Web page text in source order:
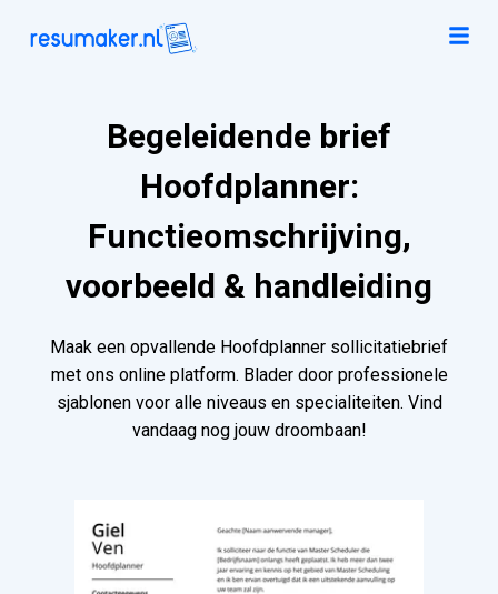
Begeleidende brief
Hoofdplanner:
Functieomschrijving,
voorbeeld & handleiding
Maak een opvallende Hoofdplanner sollicitatiebrief
met ons online platform. Blader door professionele
sjablonen voor alle niveaus en specialiteiten. Vind
vandaag nog jouw droombaan!